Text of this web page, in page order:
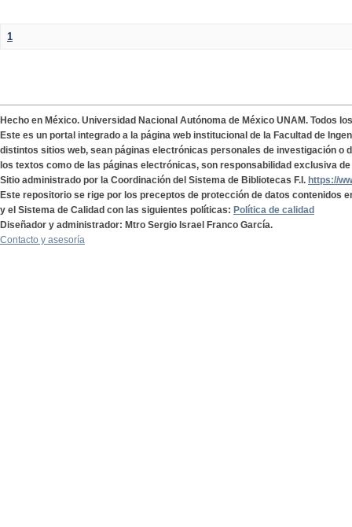
1
Hecho en México. Universidad Nacional Autónoma de México UNAM. Todos
Este es un portal integrado a la página web institucional de la Facultad de
distintos sitios web, sean páginas electrónicas personales de investigación o
los textos como de las páginas electrónicas, son responsabilidad exclusiva
Sitio administrado por la Coordinación del Sistema de Bibliotecas F.I. https://
Este repositorio se rige por los preceptos de protección de datos contenidos
y el Sistema de Calidad con las siguientes políticas: Política de calidad
Diseñador y administrador: Mtro Sergio Israel Franco García.
Contacto y asesoría